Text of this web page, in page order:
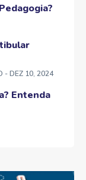
- DEZ 10, 2024
Entenda